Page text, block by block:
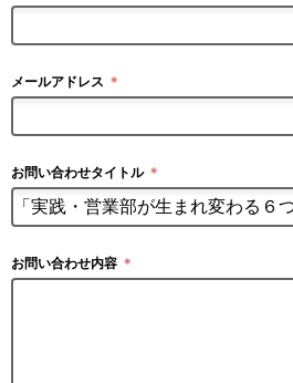
メールアドレス ＊
お問い合わせタイトル ＊
お問い合わせ内容 ＊